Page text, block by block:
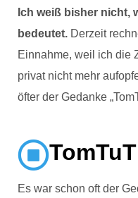
Ich weiß bisher nicht,
bedeutet. Derzeit
Einnahme, weil ich die
privat nicht mehr
öfter der Gedanke
Es war schon oft der